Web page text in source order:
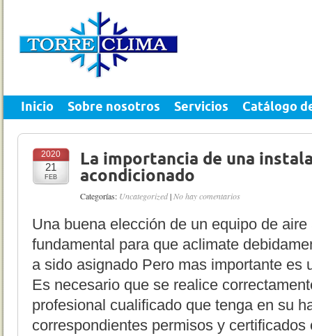
Inicio Sobre nosotros Servicios Catálogo
2020
21
FEB
La importancia de una
acondicionado
Categorías: Uncategorized| No hay comentarios
Una buena elección de un equipo de
fundamental para que aclimate
a sido asignado Pero mas importante es
Es necesario que se realice
profesional cualificado que tenga en su
correspondientes permisos y certificados